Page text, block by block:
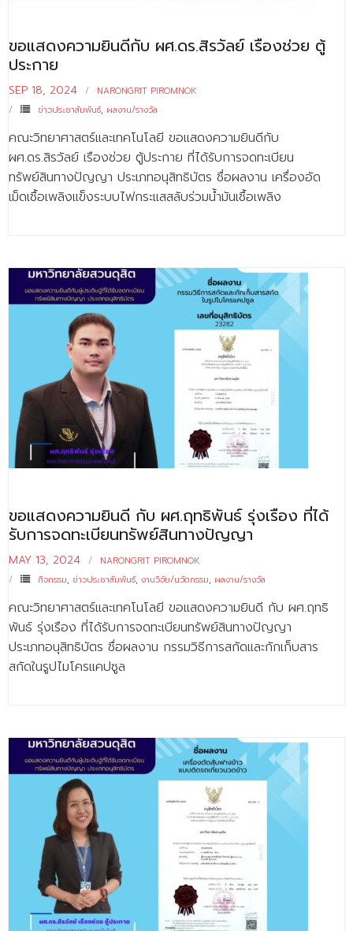
ขอแสดงความยินดีกับ ผศ.ดร.สิรวัลย์ เรืองช่วย ตู้
ประกาย
SEP 18, 2024
NARONGRIT PIROMNOK
ข่าวประชาสัมพันธ์, ผลงาน/รางวัล
คณะวิทยาศาสตร์และเทคโนโลยี ขอแสดงความยินดีกับ
ผศ.ดร.สิรวัลย์ เรืองช่วย ตู้ประกาย ที่ได้รับการจดทะเบียน
ทรัพย์สินทางปัญญา ประเภทอนุสิทธิบัตร ชื่อผลงาน เครื่องอัด
เม็ดเชื้อเพลิงแข็งระบบไฟกระแสสลับร่วมน้ำมันเชื้อเพลิง
ขอแสดงความยินดี กับ ผศ.ฤทธิพันธ์ รุ่งเรือง ที่ได้
รับการจดทะเบียนทรัพย์สินทางปัญญา
MAY 13, 2024
NARONGRIT PIROMNOK
กิจกรรม, ข่าวประชาสัมพันธ์, งานวิจัย/นวัตกรรม, ผลงาน/รางวัล
คณะวิทยาศาสตร์และเทคโนโลยี ขอแสดงความยินดี กับ ผศ.ฤทธิ
พันธ์ รุ่งเรือง ที่ได้รับการจดทะเบียนทรัพย์สินทางปัญญา
ประเภทอนุสิทธิบัตร ชื่อผลงาน กรรมวิธีการสกัดและกักเก็บสาร
สกัดในรูปไมโครแคปซูล